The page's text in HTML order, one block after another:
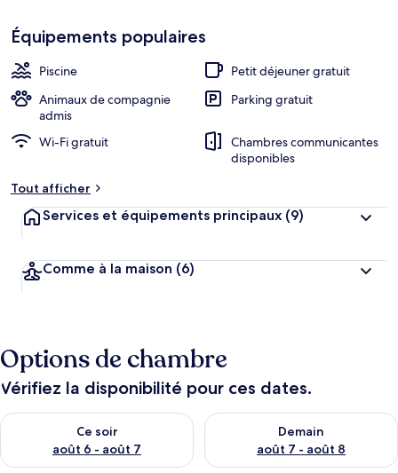
Équipements populaires
Piscine
Petit déjeuner gratuit
Animaux de compagnie
admis
Parking gratuit
Wi-Fi gratuit
Chambres communicantes
disponibles
Tout afficher
Services et équipements principaux (9)
Comme à la maison (6)
Options de chambre
Vérifiez la disponibilité pour ces dates.
Ce soir
août 6 - août 7
Vérifier la disponibilité pour ce soir août 6 - août 7
Demain
août 7 - août 8
Vérifier la disponibilité pour